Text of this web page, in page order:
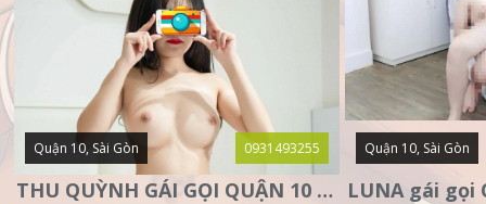
Quận 10, Sài Gòn 0931493255
THU QUỲNH GÁI GỌI QUẬN 10 – MẶT XINH DA TRẮNG – SANG
Quận 10, Sài Gòn